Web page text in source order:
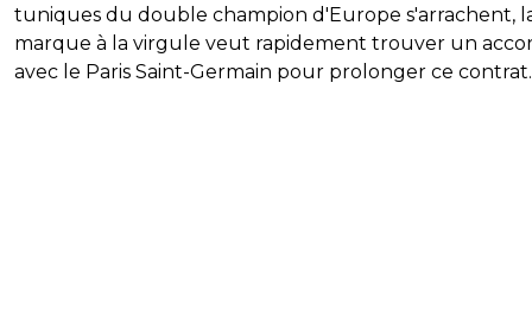
tuniques du double champion d'Europe s'arrachent,
marque à la virgule veut rapidement trouver un
avec le Paris Saint-Germain pour prolonger ce contrat.